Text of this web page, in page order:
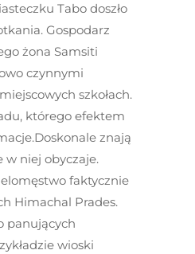
Tabo doszło
Gospodarz
żona Samsiti
czynnymi
szkołach.
którego efektem
znają
w niej obyczaje.
faktycznie
Himachal Prades.
panujących
wioski